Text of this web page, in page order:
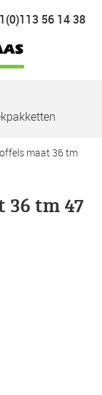
56 14 38
maat 36 tm
tm 47